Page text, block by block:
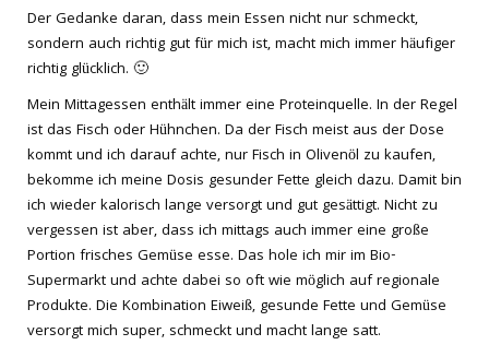
Der Gedanke daran, dass mein Essen nicht nur schmeckt,
sondern auch richtig gut für mich ist, macht mich immer häufiger
richtig glücklich. 🙂
Mein Mittagessen enthält immer eine Proteinquelle. In der Regel
ist das Fisch oder Hühnchen. Da der Fisch meist aus der Dose
kommt und ich darauf achte, nur Fisch in Olivenöl zu kaufen,
bekomme ich meine Dosis gesunder Fette gleich dazu. Damit bin
ich wieder kalorisch lange versorgt und gut gesättigt. Nicht zu
vergessen ist aber, dass ich mittags auch immer eine große
Portion frisches Gemüse esse. Das hole ich mir im Bio-
Supermarkt und achte dabei so oft wie möglich auf regionale
Produkte. Die Kombination Eiweiß, gesunde Fette und Gemüse
versorgt mich super, schmeckt und macht lange satt.